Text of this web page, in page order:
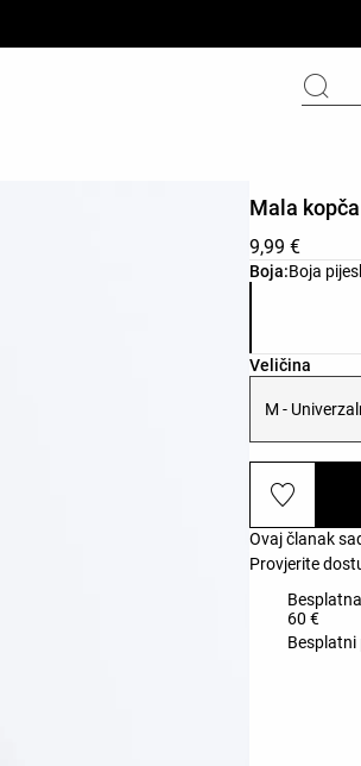
Boja:Boja
Popis boja
Mala
9,99 €
Veličina
Popis
M -
Ovaj članak
Provjerite
60 €
Besplatni